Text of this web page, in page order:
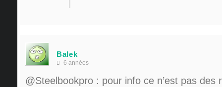
Balek
6 années
@Steelbookpro : pour info ce n’est pas des